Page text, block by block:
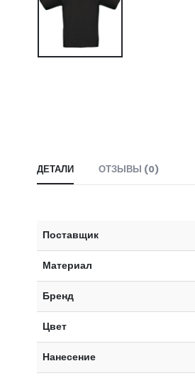
ДЕТАЛИ ОТЗЫВЫ (0)
Поставщик
Материал
Бренд
Цвет
Нанесение